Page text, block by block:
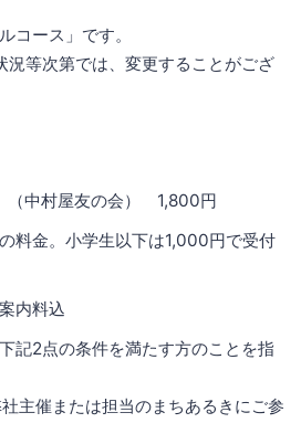
コース」です。
等次第では、変更することがござ
中村屋友の会） 1,800円
料金。小学生以下は1,000円で受付
内料込
記2点の条件を満たす方のことを指
催または担当のまちあるきにご参